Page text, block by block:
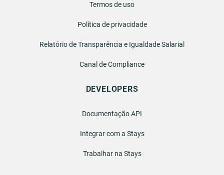
Termos de uso
Política de privacidade
Relatório de Transparência e Igualdade Salarial
Canal de Compliance
DEVELOPERS
Documentação API
Integrar com a Stays
Trabalhar na Stays